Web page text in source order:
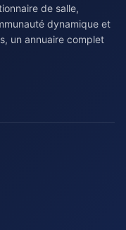
de salle,
dynamique et
un annuaire complet